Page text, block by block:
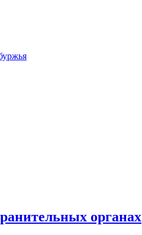
органах